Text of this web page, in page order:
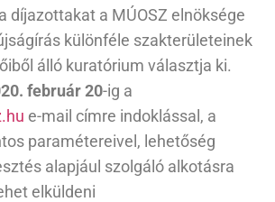
díjazottakat a MÚOSZ elnöksége
különféle szakterületeinek
álló kuratórium választja ki.
február 20-ig a
e-mail címre indoklással, a
paramétereivel, lehetőség
alapjául szolgáló alkotásra
elküldeni